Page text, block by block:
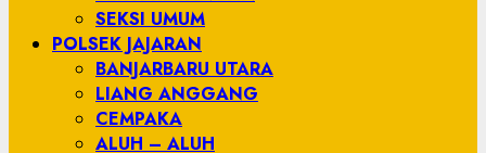
SEKSI UMUM
POLSEK JAJARAN
BANJARBARU UTARA
LIANG ANGGANG
CEMPAKA
ALUH – ALUH